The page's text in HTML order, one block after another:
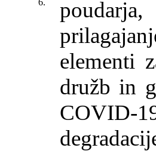
6.
elementi
družb in